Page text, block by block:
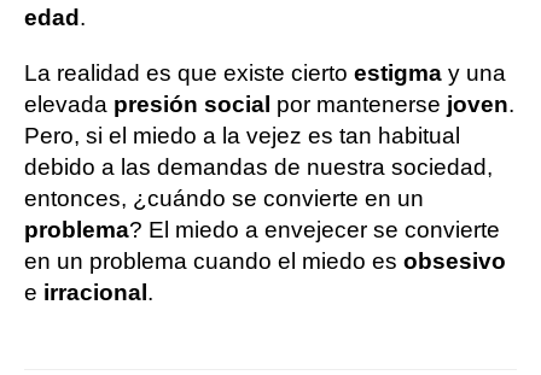
edad .
La realidad es que existe cierto estigma y una
elevada presión social por mantenerse joven.
Pero, si el miedo a la vejez es tan habitual
debido a las demandas de nuestra sociedad,
entonces, ¿cuándo se convierte en un
problema? El miedo a envejecer se convierte
en un problema cuando el miedo es obsesivo
e irracional .